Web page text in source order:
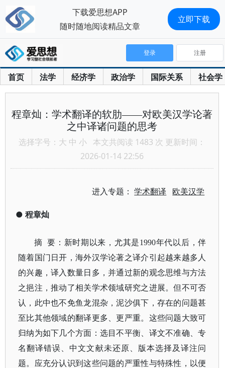
首页 法学 经济学 政治学 国际关系 社会学
登录 注册
程章灿：学术翻译的软肋——对欧美汉学论著
之中译诸问题的思考
选择字号： 大 中 小 本文共阅读 1483 次 更新时间：
2026-01-14 22:56
进入专题：学术翻译 欧美汉学
● 程章灿
摘 要 ： 新时期以来，尤其是1990年代以后，伴
随着国门日开，海外汉学论著之译介引起越来越多人
的兴趣，译入数量日多，并通过新的观念思维与方法
之挹注，推动了相关学术领域研究之进展。但不可否
认，此中也不免鱼龙混杂，泥沙俱下，存在的问题甚
至比其他领域的翻译更多、更严重。这些问题大致可
归纳为如下几个方面：选目不平衡、译文不准确、专
名翻译错误、中文文献未还原、版本选择及译注问
题。应充分认识到这些问题的严重性与特殊性，以便
下载爱思想APP
随时随地阅读精品文章
立即下载